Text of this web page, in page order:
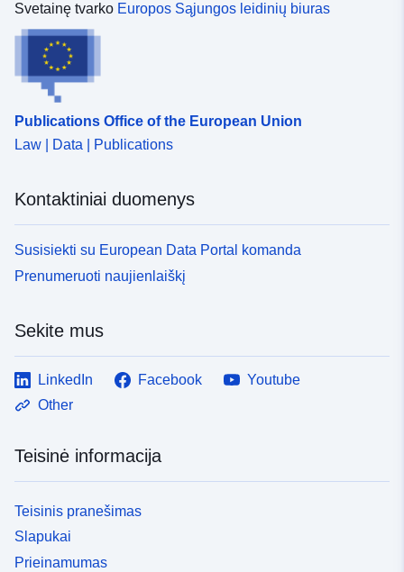
Svetainę tvarko Europos Sąjungos leidinių biuras
Publications Office of the European Union
Law | Data | Publications
Kontaktiniai duomenys
Susisiekti su European Data Portal komanda
Prenumeruoti naujienlaiškį
Sekite mus
LinkedIn Facebook
Youtube
Other
Teisinė informacija
Teisinis pranešimas
Slapukai
Prieinamumas